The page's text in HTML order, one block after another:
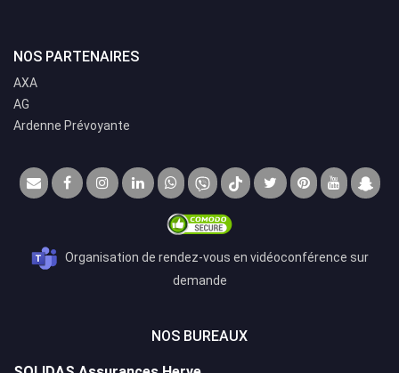
NOS PARTENAIRES
AXA
AG
Ardenne Prévoyante
Organisation de rendez-vous en vidéoconférence sur
demande
NOS BUREAUX